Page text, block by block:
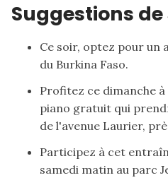
Suggestions de
Ce soir, optez pour un
du Burkina Faso.
Profitez ce dimanche à
piano gratuit qui
de l'avenue Laurier,
Participez à cet
samedi matin au parc